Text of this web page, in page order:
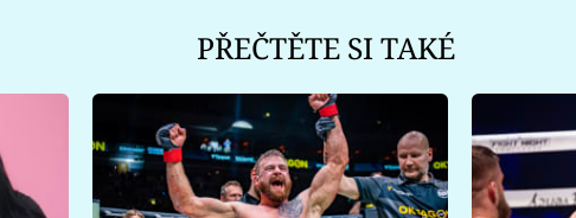
PŘEČTĚTE SI TAKÉ